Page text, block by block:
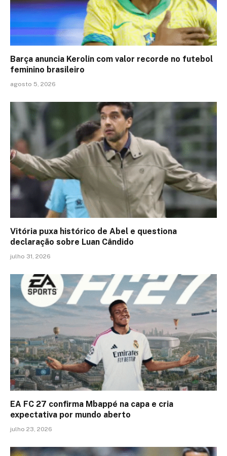
Barça anuncia Kerolin com valor recorde no futebol
feminino brasileiro
agosto 5, 2026
Vitória puxa histórico de Abel e questiona
declaração sobre Luan Cândido
julho 31, 2026
EA FC 27 confirma Mbappé na capa e cria
expectativa por mundo aberto
julho 23, 2026